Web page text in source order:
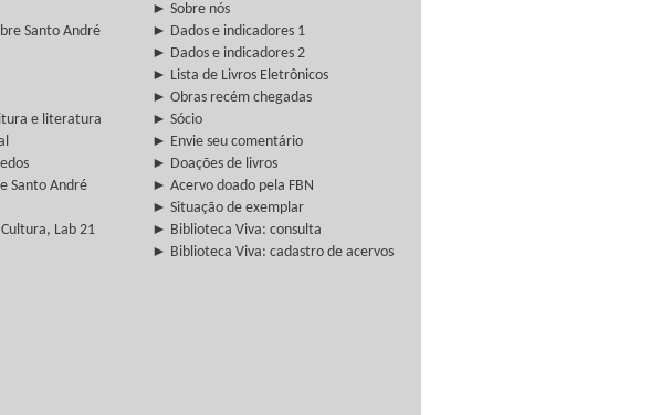
► Sobre nós
Santo André
► Dados e indicadores 1
► Dados e indicadores 2
► Lista de Livros Eletrônicos
► Obras recém chegadas
e literatura
► Sócio
► Envie seu comentário
► Doações de livros
Santo André
► Acervo doado pela FBN
► Situação de exemplar
Lab 21
► Biblioteca Viva: consulta
► Biblioteca Viva: cadastro de acervos